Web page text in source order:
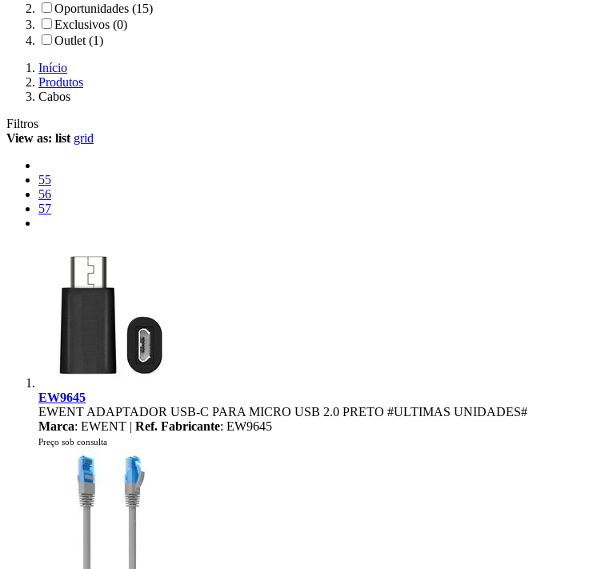
Oportunidades (15)
Exclusivos (0)
Outlet (1)
Início
Produtos
Cabos
Filtros
View as: list grid
55
56
57
EW9645
EWENT ADAPTADOR USB-C PARA MICRO USB 2.0 PRETO #ULTIMAS UNIDADES#
Marca: EWENT | Ref. Fabricante: EW9645
Preço sob consulta